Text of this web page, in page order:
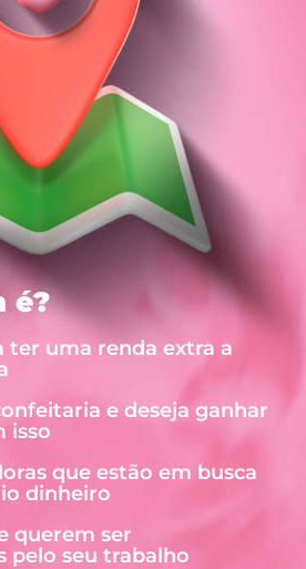
é?
ter uma renda extra a
e deseja ganhar
isso
que estão em busca
dinheiro
querem ser
pelo seu trabalho